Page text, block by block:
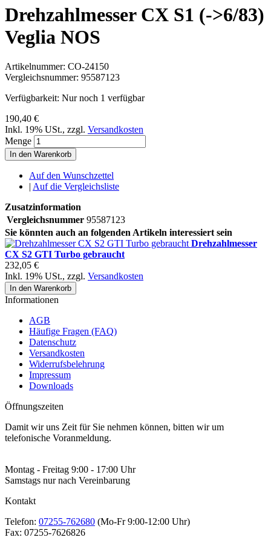
Drehzahlmesser CX S1 (->6/83)
Veglia NOS
Artikelnummer: CO-24150
Vergleichsnummer: 95587123
Verfügbarkeit: Nur noch 1 verfügbar
190,40 €
Inkl. 19% USt., zzgl. Versandkosten
Menge
In den Warenkorb
Auf den Wunschzettel
| Auf die Vergleichsliste
Zusatzinformation
Vergleichsnummer 95587123
Sie könnten auch an folgenden Artikeln interessiert sein
Drehzahlmesser
CX S2 GTI Turbo gebraucht
232,05 €
Inkl. 19% USt., zzgl. Versandkosten
In den Warenkorb
Informationen
AGB
Häufige Fragen (FAQ)
Datenschutz
Versandkosten
Widerrufsbelehrung
Impressum
Downloads
Öffnungszeiten
Damit wir uns Zeit für Sie nehmen können, bitten wir um
telefonische Voranmeldung.
Montag - Freitag 9:00 - 17:00 Uhr
Samstags nur nach Vereinbarung
Kontakt
Telefon: 07255-762680 (Mo-Fr 9:00-12:00 Uhr)
Fax: 07255-7626826